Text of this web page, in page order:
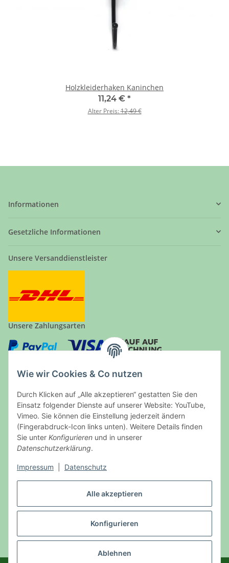
Alle akzeptieren
Konfigurieren
Ablehnen
Wie wir Cookies & Co nutzen
Durch Klicken auf „Alle akzeptieren“ gestatten Sie den
Einsatz folgender Dienste auf unserer Website: YouTube,
Vimeo. Sie können die Einstellung jederzeit ändern
(Fingerabdruck-Icon links unten). Weitere Details finden
Sie unter Konfigurieren und in unserer
Datenschutzerklärung.
Impressum Datenschutz
Holzkleiderhaken Kaninchen
11,24 € *
Alter Preis:12,49 €
Informationen
Gesetzliche Informationen
Unsere Versanddienstleister
Unsere Zahlungsarten
Auf Nummer sicher
Ein Partnershop der
Vertrag widerrufen
* Alle Preise inkl. gesetzlicher USt., zzgl.